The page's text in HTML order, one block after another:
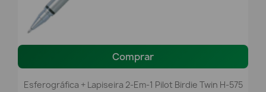
Comprar
Esferográfica + Lapiseira 2-Em-1 Pilot Birdie Twin H-575